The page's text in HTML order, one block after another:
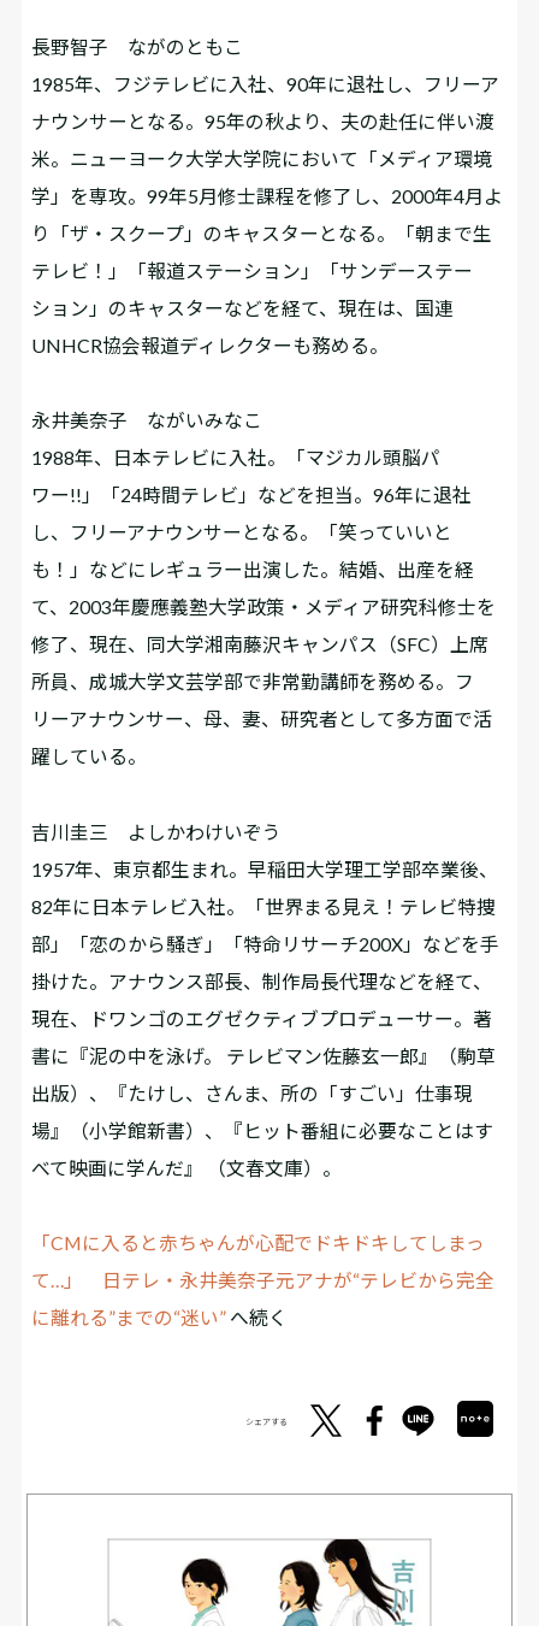
長野智子 ながのともこ
1985年、フジテレビに入社、90年に退社し、フリーア
ナウンサーとなる。95年の秋より、夫の赴任に伴い渡
米。ニューヨーク大学大学院において「メディア環境
学」を専攻。99年5月修士課程を修了し、2000年4月よ
り「ザ・スクープ」のキャスターとなる。「朝まで生
テレビ！」「報道ステーション」「サンデーステー
ション」のキャスターなどを経て、現在は、国連
UNHCR協会報道ディレクターも務める。
永井美奈子 ながいみなこ
1988年、日本テレビに入社。「マジカル頭脳パ
ワー!!」「24時間テレビ」などを担当。96年に退社
し、フリーアナウンサーとなる。「笑っていいと
も！」などにレギュラー出演した。結婚、出産を経
て、2003年慶應義塾大学政策・メディア研究科修士を
修了、現在、同大学湘南藤沢キャンパス（SFC）上席
所員、成城大学文芸学部で非常勤講師を務める。フ
リーアナウンサー、母、妻、研究者として多方面で活
躍している。
吉川圭三 よしかわけいぞう
1957年、東京都生まれ。早稲田大学理工学部卒業後、
82年に日本テレビ入社。「世界まる見え！テレビ特捜
部」「恋のから騒ぎ」「特命リサーチ200X」などを手
掛けた。アナウンス部長、制作局長代理などを経て、
現在、ドワンゴのエグゼクティブプロデューサー。著
書に『泥の中を泳げ。 テレビマン佐藤玄一郎』（駒草
出版）、『たけし、さんま、所の「すごい」仕事現
場』（小学館新書）、『ヒット番組に必要なことはす
べて映画に学んだ』 （文春文庫）。
「CMに入ると赤ちゃんが心配でドキドキしてしまっ
て…」 日テレ・永井美奈子元アナが“テレビから完全
に離れる”までの“迷い” へ続く
シェアする